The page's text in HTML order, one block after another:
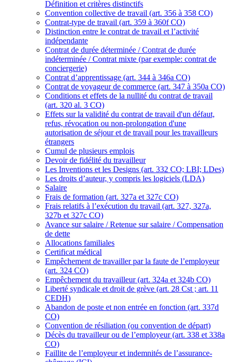
Définition et critères distinctifs
Convention collective de travail (art. 356 à 358 CO)
Contrat-type de travail (art. 359 à 360f CO)
Distinction entre le contrat de travail et l’activité
indépendante
Contrat de durée déterminée / Contrat de durée
indéterminée / Contrat mixte (par exemple: contrat de
conciergerie)
Contrat d’apprentissage (art. 344 à 346a CO)
Contrat de voyageur de commerce (art. 347 à 350a CO)
Conditions et effets de la nullité du contrat de travail
(art. 320 al. 3 CO)
Effets sur la validité du contrat de travail d'un défaut,
refus, révocation ou non-prolongation d'une
autorisation de séjour et de travail pour les travailleurs
étrangers
Cumul de plusieurs emplois
Devoir de fidélité du travailleur
Les Inventions et les Designs (art. 332 CO; LBI; LDes)
Les droits d’auteur, y compris les logiciels (LDA)
Salaire
Frais de formation (art. 327a et 327c CO)
Frais relatifs à l’exécution du travail (art. 327, 327a,
327b et 327c CO)
Avance sur salaire / Retenue sur salaire / Compensation
de dette
Allocations familiales
Certificat médical
Empêchement de travailler par la faute de l’employeur
(art. 324 CO)
Empêchement du travailleur (art. 324a et 324b CO)
Liberté syndicale et droit de grève (art. 28 Cst ; art. 11
CEDH)
Abandon de poste et non entrée en fonction (art. 337d
CO)
Convention de résiliation (ou convention de départ)
Décès du travailleur ou de l’employeur (art. 338 et 338a
CO)
Faillite de l’employeur et indemnités de l’assurance-